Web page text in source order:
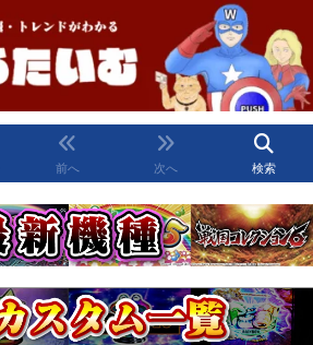
前へ 次へ 検索